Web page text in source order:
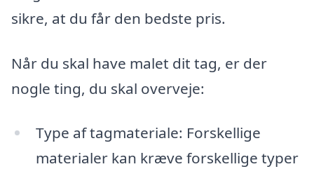
sikre, at du får den bedste pris.
Når du skal have malet dit tag, er der
nogle ting, du skal overveje:
Type af tagmateriale: Forskellige
materialer kan kræve forskellige typer